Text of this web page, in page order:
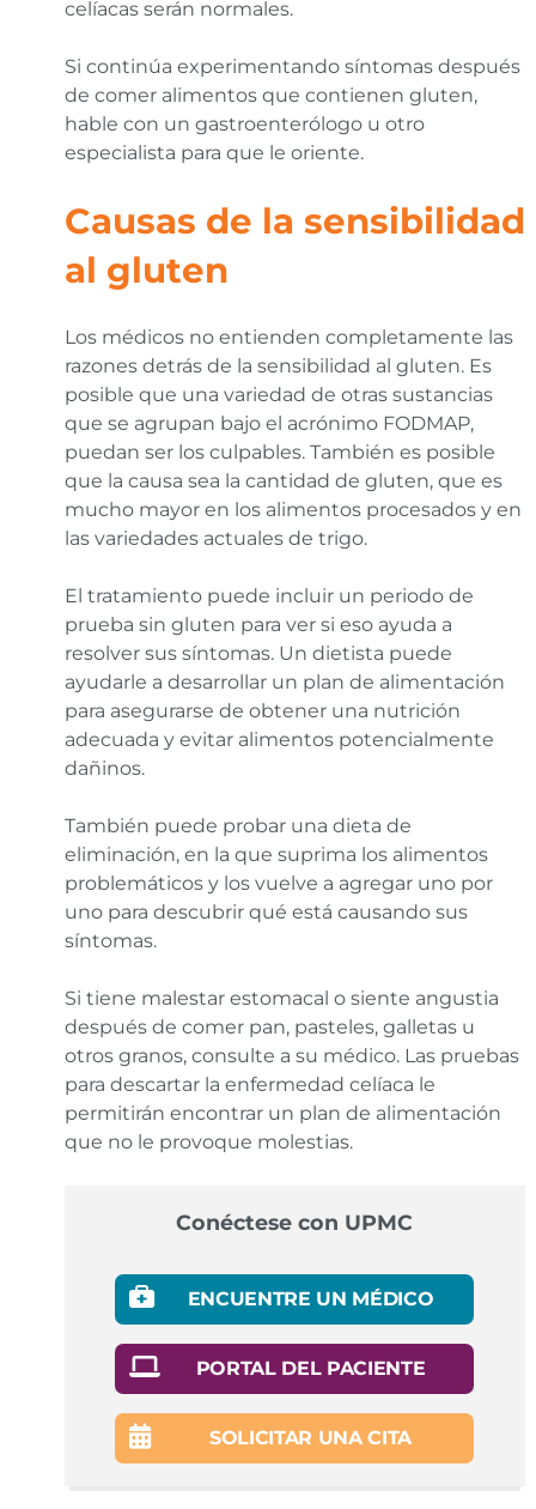
celíacas serán normales.
Si continúa experimentando síntomas después
de comer alimentos que contienen gluten,
hable con un gastroenterólogo u otro
especialista para que le oriente.
Causas de la sensibilidad
al gluten
Los médicos no entienden completamente las
razones detrás de la sensibilidad al gluten. Es
posible que una variedad de otras sustancias
que se agrupan bajo el acrónimo FODMAP,
puedan ser los culpables. También es posible
que la causa sea la cantidad de gluten, que es
mucho mayor en los alimentos procesados y en
las variedades actuales de trigo.
El tratamiento puede incluir un periodo de
prueba sin gluten para ver si eso ayuda a
resolver sus síntomas. Un dietista puede
ayudarle a desarrollar un plan de alimentación
para asegurarse de obtener una nutrición
adecuada y evitar alimentos potencialmente
dañinos.
También puede probar una dieta de
eliminación, en la que suprima los alimentos
problemáticos y los vuelve a agregar uno por
uno para descubrir qué está causando sus
síntomas.
Si tiene malestar estomacal o siente angustia
después de comer pan, pasteles, galletas u
otros granos, consulte a su médico. Las pruebas
para descartar la enfermedad celíaca le
permitirán encontrar un plan de alimentación
que no le provoque molestias.
Conéctese con UPMC
ENCUENTRE UN MÉDICO
PORTAL DEL PACIENTE
SOLICITAR UNA CITA